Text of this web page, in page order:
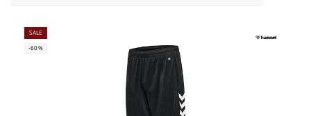
SALE
-60%